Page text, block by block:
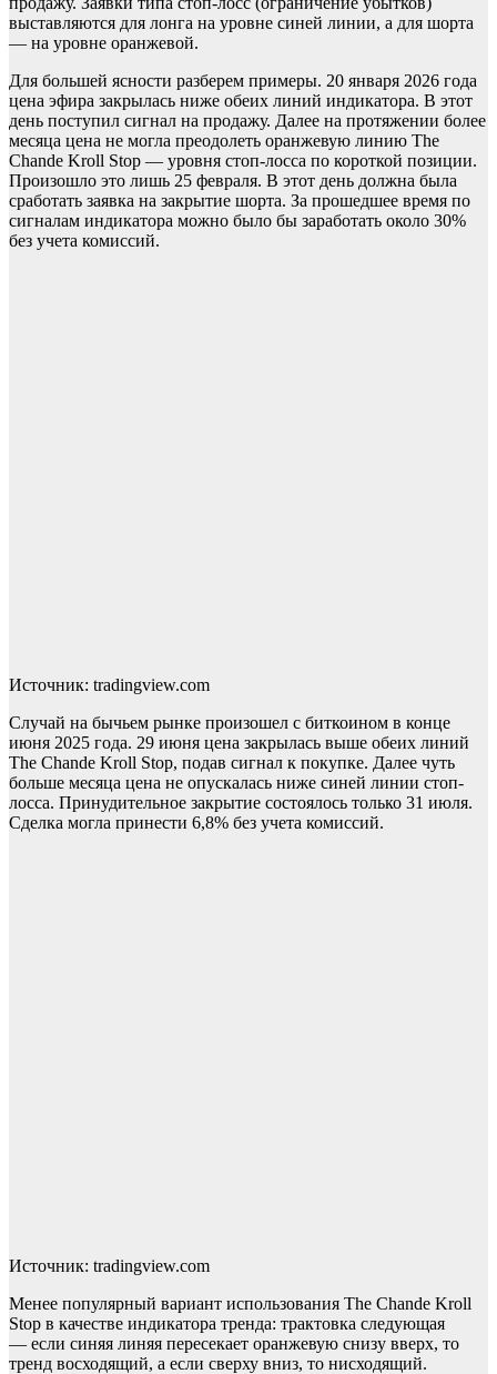
выставляются для лонга на уровне синей линии, а для шорта
— на уровне оранжевой.
Для большей ясности разберем примеры. 20 января 2026 года
цена эфира закрылась ниже обеих линий индикатора. В этот
день поступил сигнал на продажу. Далее на протяжении более
месяца цена не могла преодолеть оранжевую линию The
Chande Kroll Stop — уровня стоп-лосса по короткой позиции.
Произошло это лишь 25 февраля. В этот день должна была
сработать заявка на закрытие шорта. За прошедшее время по
сигналам индикатора можно было бы заработать около 30%
без учета комиссий.
Источник: tradingview.com
Случай на бычьем рынке произошел с биткоином в конце
июня 2025 года. 29 июня цена закрылась выше обеих линий
The Chande Kroll Stop, подав сигнал к покупке. Далее чуть
больше месяца цена не опускалась ниже синей линии стоп-
лосса. Принудительное закрытие состоялось только 31 июля.
Сделка могла принести 6,8% без учета комиссий.
Источник: tradingview.com
Менее популярный вариант использования The Chande Kroll
Stop в качестве индикатора тренда: трактовка следующая
— если синяя линяя пересекает оранжевую снизу вверх, то
тренд восходящий, а если сверху вниз, то нисходящий.